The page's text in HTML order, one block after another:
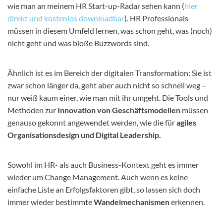
wie man an meinem HR Start-up-Radar sehen kann (hier
direkt und kostenlos downloadbar). HR Professionals
müssen in diesem Umfeld lernen, was schon geht, was (noch)
nicht geht und was bloße Buzzwords sind.
Ähnlich ist es im Bereich der digitalen Transformation: Sie ist
zwar schon länger da, geht aber auch nicht so schnell weg –
nur weiß kaum einer, wie man mit ihr umgeht. Die Tools und
Methoden zur Innovation von Geschäftsmodellen müssen
genauso gekonnt angewendet werden, wie die füragiles
Organisationsdesign und Digital Leadership.
Sowohl im HR- als auch Business-Kontext geht es immer
wieder um Change Management. Auch wenn es keine
einfache Liste an Erfolgsfaktoren gibt, so lassen sich doch
immer wieder bestimmteWandelmechanismenerkennen.